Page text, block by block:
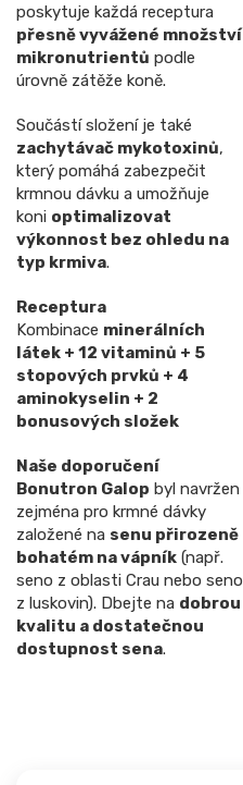
poskytuje každá receptura
přesně vyvážené množství
mikronutrientů podle
úrovně zátěže koně.
Součástí složení je také
zachytávač mykotoxinů,
který pomáhá zabezpečit
krmnou dávku a umožňuje
koni optimalizovat
výkonnost bez ohledu na
typ krmiva.
Receptura
Kombinace minerálních
látek + 12 vitaminů + 5
stopových prvků + 4
aminokyselin + 2
bonusových složek
Naše doporučení
Bonutron Galop byl navržen
zejména pro krmné dávky
založené na senu přirozeně
bohatém na vápník (např.
seno z oblasti Crau nebo seno
z luskovin). Dbejte na dobrou
kvalitu a dostatečnou
dostupnost sena.